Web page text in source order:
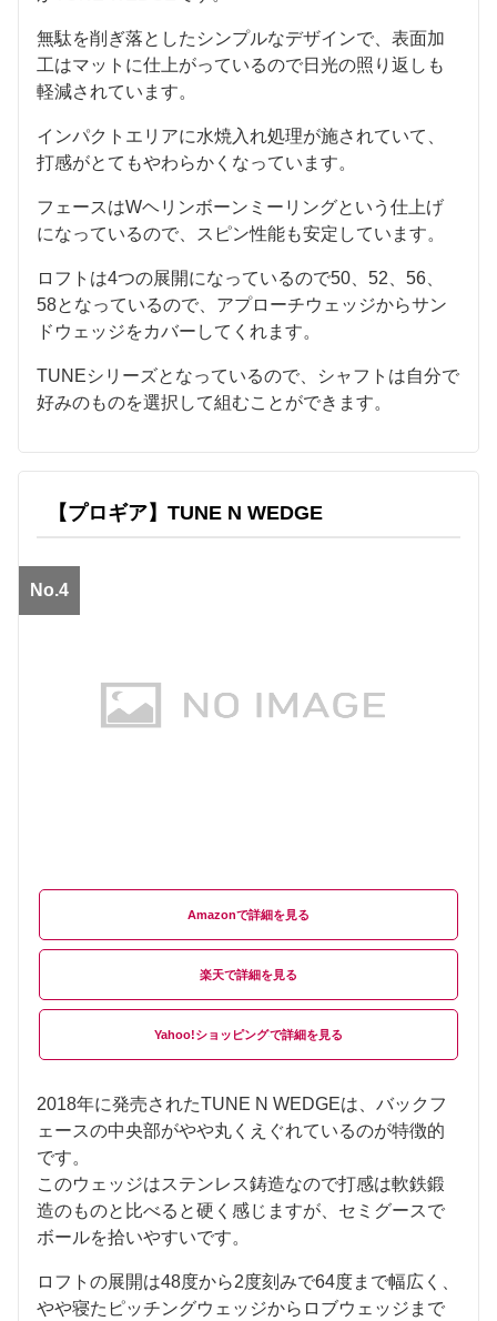
無駄を削ぎ落としたシンプルなデザインで、表面加
工はマットに仕上がっているので日光の照り返しも
軽減されています。
インパクトエリアに水焼入れ処理が施されていて、
打感がとてもやわらかくなっています。
フェースはWヘリンボーンミーリングという仕上げ
になっているので、スピン性能も安定しています。
ロフトは4つの展開になっているので50、52、56、
58となっているので、アプローチウェッジからサン
ドウェッジをカバーしてくれます。
TUNEシリーズとなっているので、シャフトは自分で
好みのものを選択して組むことができます。
【プロギア】TUNE N WEDGE
No.4
Amazon
楽天
Yahoo!ショッピング
2018年に発売されたTUNE N WEDGEは、バックフ
ェースの中央部がやや丸くえぐれているのが特徴的
です。
このウェッジはステンレス鋳造なので打感は軟鉄鍛
造のものと比べると硬く感じますが、セミグースで
ボールを拾いやすいです。
ロフトの展開は48度から2度刻みで64度まで幅広く、
やや寝たピッチングウェッジからロブウェッジまで